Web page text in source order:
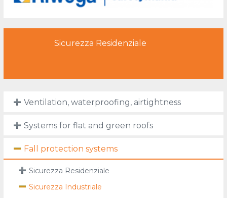
Sicurezza Residenziale
Ventilation, waterproofing, airtightness
Systems for flat and green roofs
Fall protection systems
Sicurezza Residenziale
Sicurezza Industriale